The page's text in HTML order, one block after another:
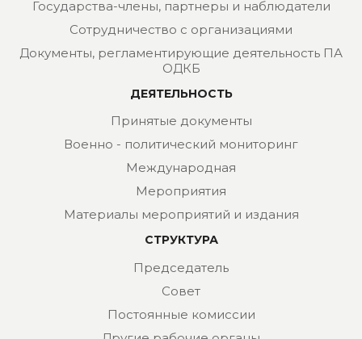
Государства-члены, партнеры и наблюдатели
Сотрудничество с организациями
Документы, регламентирующие деятельность ПА
ОДКБ
ДЕЯТЕЛЬНОСТЬ
Принятые документы
Военно - политический мониторинг
Международная
Мероприятия
Материалы мероприятий и издания
СТРУКТУРА
Председатель
Совет
Постоянные комиссии